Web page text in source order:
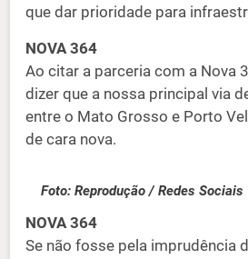
que dar prioridade para
NOVA 364
Ao citar a parceria com a Nova
dizer que a nossa principal via
entre o Mato Grosso e Porto
de cara nova.
Foto: Reprodução / Redes Sociais
NOVA 364
Se não fosse pela imprudência